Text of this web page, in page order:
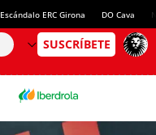
Escándalo ERC Girona DO Cava